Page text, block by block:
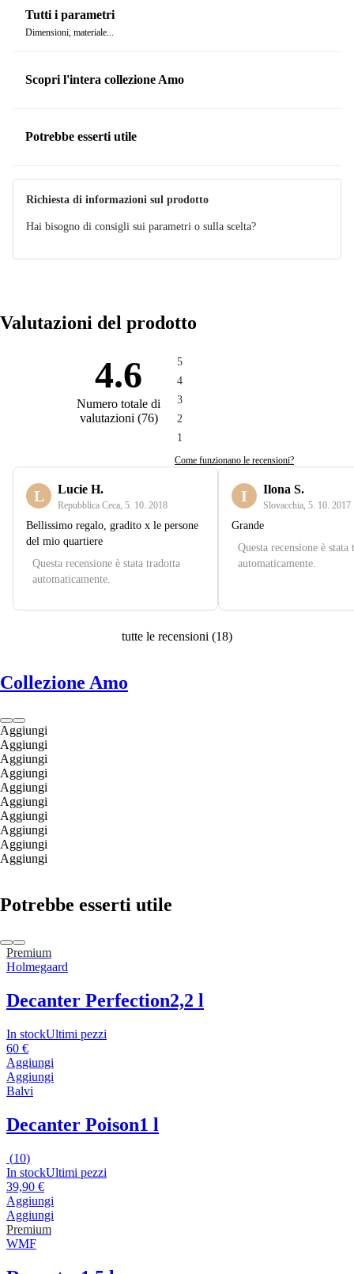
Tutti i parametri
Dimensioni, materiale...
Scopri l'intera collezione Amo
Potrebbe esserti utile
Richiesta di informazioni sul prodotto
Hai bisogno di consigli sui parametri o sulla scelta?
Valutazioni del prodotto
4.6
Numero totale di
valutazioni(76)
5
4
3
2
1
Come funzionano le recensioni?
L Lucie H.
Repubblica Ceca, 5. 10. 2018
Bellissimo regalo, gradito x le persone
del mio quartiere
Questa recensione è stata tradotta
automaticamente.
I Ilona S.
Slovacchia, 5. 10. 2017
Grande
Questa recensione è stata
automaticamente.
tutte le recensioni (18)
Collezione Amo
Aggiungi
Aggiungi
Aggiungi
Aggiungi
Aggiungi
Aggiungi
Aggiungi
Aggiungi
Aggiungi
Aggiungi
Potrebbe esserti utile
Premium
Holmegaard
Decanter Perfection2,2 l
In stockUltimi pezzi
60 €
Aggiungi
Aggiungi
Balvi
Decanter Poison1 l
(10)
In stockUltimi pezzi
39,90 €
Aggiungi
Aggiungi
Premium
WMF